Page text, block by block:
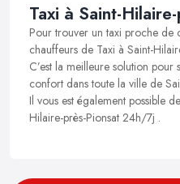
Taxi à Saint-
Pour trouver un taxi proche de
chauffeurs de Taxi à Saint-
C’est la meilleure solution pour
confort dans toute la ville de
Il vous est également possible
Hilaire-près-Pionsat 24h/7j .